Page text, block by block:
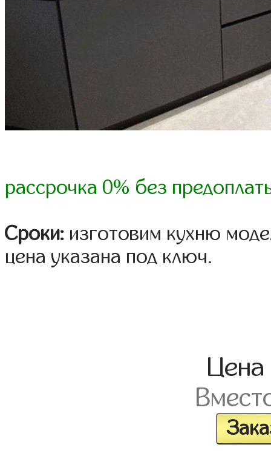
рассрочка 0% без
Сроки: изготовим кухню
цена указана под ключ.
Цена